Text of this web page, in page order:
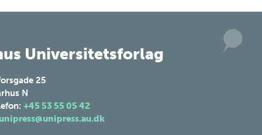
Universitetsforlag
25
N
+45 53 55 05 42
unipress@unipress.au.dk